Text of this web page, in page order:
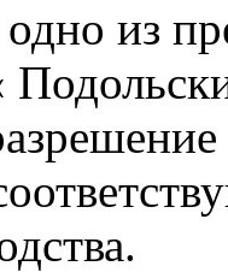
из